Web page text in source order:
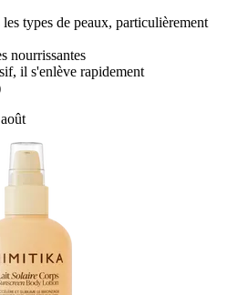
types de peaux, particulièrement
nourrissantes
il s'enlève rapidement